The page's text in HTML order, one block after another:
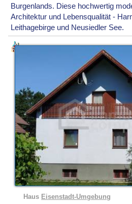
Burgenlands. Diese hochwertig
Architektur und Lebensqualität -
Leithagebirge und Neusiedler See.
Haus Eisenstadt-Umgebung